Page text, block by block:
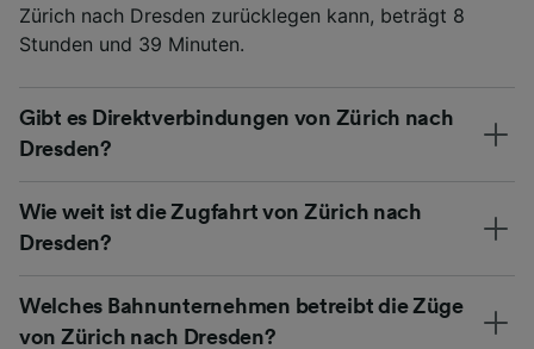
Zürich nach Dresden zurücklegen kann, beträgt 8
Stunden und 39 Minuten.
Gibt es Direktverbindungen von Zürich nach
Dresden?
Wie weit ist die Zugfahrt von Zürich nach
Dresden?
Welches Bahnunternehmen betreibt die Züge
von Zürich nach Dresden?